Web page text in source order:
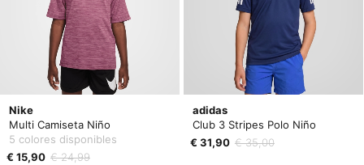
Nike
Multi Camiseta Niño
5 colores disponibles
€ 15,90 € 24,99
adidas
Club 3 Stripes Polo Niño
€ 31,90 € 35,00